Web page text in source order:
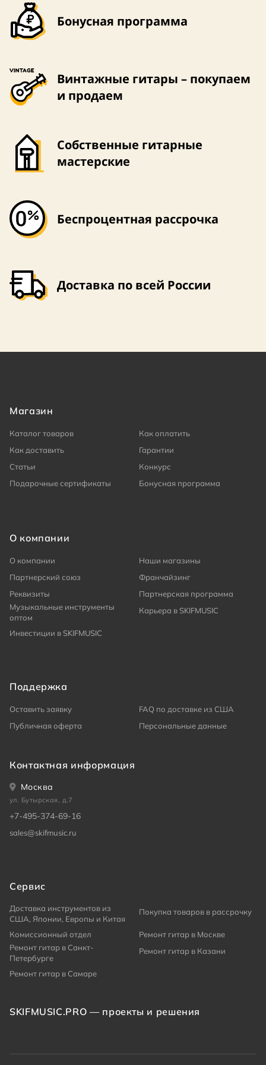
Бонусная программа
Винтажные гитары – покупаем
и продаем
Собственные гитарные
мастерские
Беспроцентная рассрочка
Доставка по всей России
Магазин
Каталог товаров
Как оплатить
Как доставить
Гарантии
Статьи
Конкурс
Подарочные сертификаты
Бонусная программа
О компании
О компании
Наши магазины
Партнерский союз
Франчайзинг
Реквизиты
Партнерская программа
Музыкальные инструменты
оптом
Карьера в SKIFMUSIC
Инвестиции в SKIFMUSIC
Поддержка
Оставить заявку
FAQ по доставке из США
Публичная оферта
Персональные данные
Контактная информация
Москва
ул. Бутырская, д.7
+7-495-374-69-16
sales@skifmusic.ru
Сервис
Доставка инструментов из
США, Японии, Европы и Китая
Покупка товаров в рассрочку
Комиссионный отдел
Ремонт гитар в Москве
Ремонт гитар в Санкт-
Петербурге
Ремонт гитар в Казани
Ремонт гитар в Самаре
SKIFMUSIC.PRO — проекты и решения